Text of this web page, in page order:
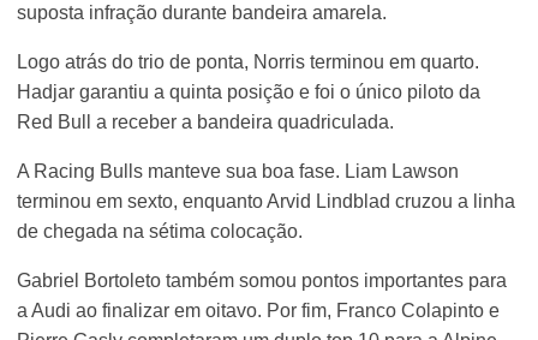
suposta infração durante bandeira amarela.
Logo atrás do trio de ponta, Norris terminou em quarto.
Hadjar garantiu a quinta posição e foi o único piloto da
Red Bull a receber a bandeira quadriculada.
A Racing Bulls manteve sua boa fase. Liam Lawson
terminou em sexto, enquanto Arvid Lindblad cruzou a linha
de chegada na sétima colocação.
Gabriel Bortoleto também somou pontos importantes para
a Audi ao finalizar em oitavo. Por fim, Franco Colapinto e